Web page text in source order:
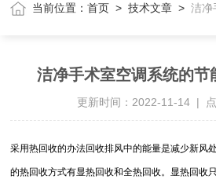
当前位置：首页 >技术文章 >洁净
洁净手术室空调系统的节
更新时间：2022-11-14 |
采用热回收的办法回收排风中的能量是减少新风
的热回收方式有显热回收和全热回收。显热回收